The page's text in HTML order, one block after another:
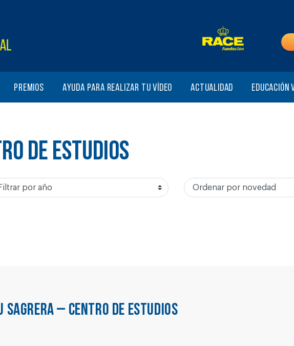
Premios Ayuda para realizar tu vídeo Actualidad Educación
DE ESTUDIOS
SAGRERA – CENTRO DE ESTUDIOS